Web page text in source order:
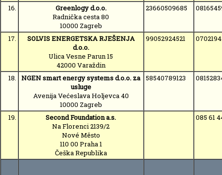
16.
Greenlogy d.o.o.
Radnička cesta 80
10000 Zagreb
23660509685
17.
SOLVIS ENERGETSKA RJEŠENJA
d.o.o.
Ulica Vesne Parun 15
42000 Varaždin
99052924521
18.
NGEN smart energy systems d.o.o. za
usluge
Avenija Većeslava Holjevca 40
10000 Zagreb
58540789123
19.
Second Foundation a.s.
Na Florenci 2139/2
Nové Město
110 00 Praha 1
Češka Republika
085 61